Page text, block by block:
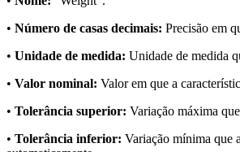
• Número de casas decimais: Precisão em
• Unidade de medida: Unidade de medida
• Valor nominal: Valor em que a
• Tolerância superior: Variação máxima
• Tolerância inferior: Variação mínima que